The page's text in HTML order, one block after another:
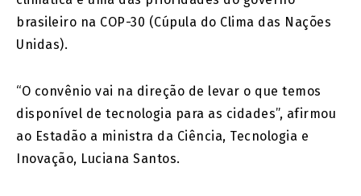
brasileiro na COP-30 (Cúpula do Clima das Nações
Unidas).
“O convênio vai na direção de levar o que temos
disponível de tecnologia para as cidades”, afirmou
ao Estadão a ministra da Ciência, Tecnologia e
Inovação, Luciana Santos.